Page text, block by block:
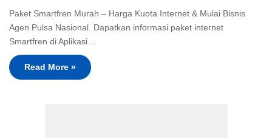
Paket Smartfren Murah – Harga Kuota Internet & Mulai Bisnis
Agen Pulsa Nasional. Dapatkan informasi paket internet
Smartfren di Aplikasi…
Read More »